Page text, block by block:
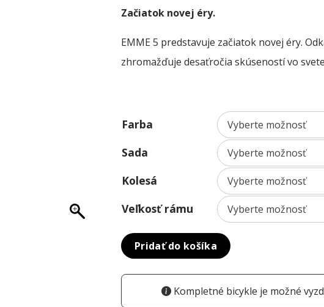
through
9999,00 €
Začiatok novej éry.
EMME 5 predstavuje začiatok novej éry.
zhromažďuje desaťročia skúseností vo
Farba
Sada
Kolesá
Veľkosť rámu
Pridať do košíka
Kompletné bicykle je možné